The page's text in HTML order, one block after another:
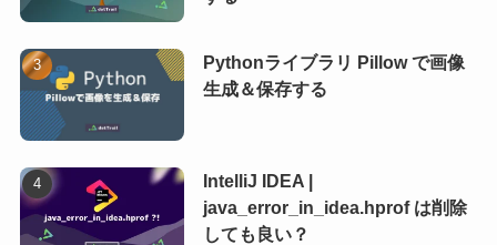
Pythonライブラリ Pillow で画像
生成＆保存する
IntelliJ IDEA |
java_error_in_idea.hprof は削除
しても良い？